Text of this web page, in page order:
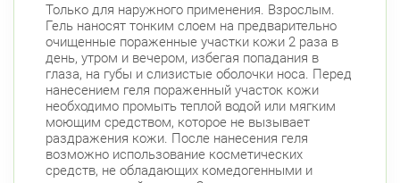
Только для наружного применения. Взрослым.
Гель наносят тонким слоем на предварительно
очищенные пораженные участки кожи 2 раза в
день, утром и вечером, избегая попадания в
глаза, на губы и слизистые оболочки носа. Перед
нанесением геля пораженный участок кожи
необходимо промыть теплой водой или мягким
моющим средством, которое не вызывает
раздражения кожи. После нанесения геля
возможно использование косметических
средств, не обладающих комедогенными и